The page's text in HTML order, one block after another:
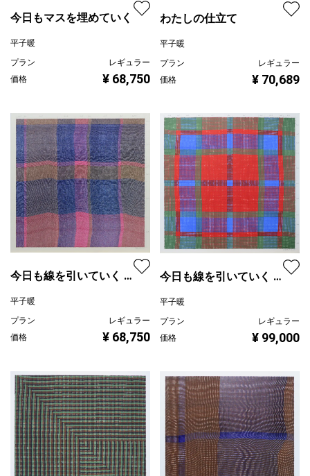
今日もマスを埋めていく
平子暖
プラン
レギュラー
価格
¥ 68,750
わたしの仕立て
平子暖
プラン
レギュラー
価格
¥ 70,689
今日も線を引いていく ・
に3色を交互に使用する
平子暖
プラン
レギュラー
価格
¥ 68,750
今日も線を引いていく ・
とに3色を交互に使用す
る
平子暖
プラン
レギュラー
価格
¥ 99,000